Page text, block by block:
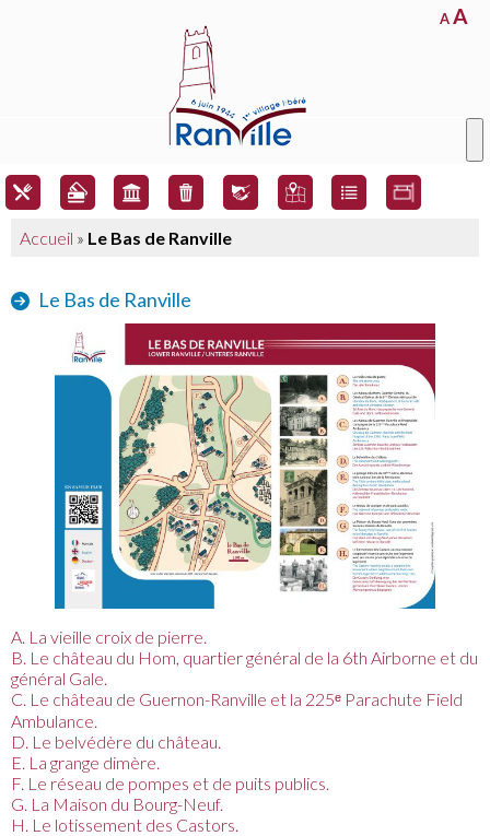
AA
Accueil » Le Bas de Ranville
Le Bas de Ranville
A. La vieille croix de pierre.
B. Le château du Hom, quartier général de la 6th Airborne et du
général Gale.
C. Le château de Guernon-Ranville et la 225ᵉ Parachute Field
Ambulance.
D. Le belvédère du château.
E. La grange dimère.
F. Le réseau de pompes et de puits publics.
G. La Maison du Bourg-Neuf.
H. Le lotissement des Castors.